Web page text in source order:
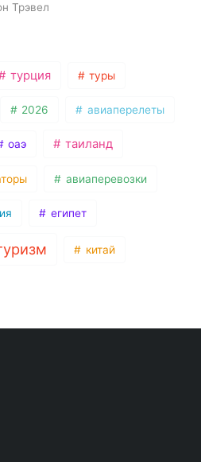
Трэвел
турция туры
2026 авиаперелеты
оаэ таиланд
авиаперевозки
египет
китай